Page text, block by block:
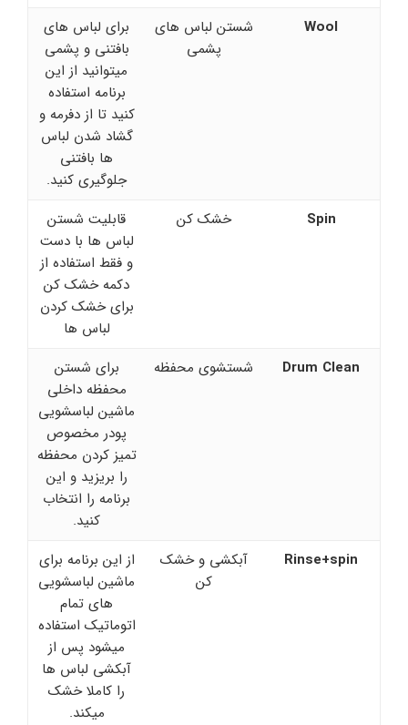
Wool
شستن لباس های
پشمی
برای لباس های
بافتنی و پشمی
میتوانید از این
برنامه استفاده
کنید تا از دفرمه و
گشاد شدن لباس
ها بافتنی
جلوگیری کنید.
Spin
خشک کن
قابلیت شستن
لباس ها با دست
و فقط استفاده از
دکمه خشک کن
برای خشک کردن
لباس ها
Drum Clean
شستشوی محفظه
برای شستن
محفظه داخلی
ماشین لباسشویی
پودر مخصوص
تمیز کردن محفظه
را بریزید و این
برنامه را انتخاب
کنید.
Rinse+spin
آبکشی و خشک
کن
از این برنامه برای
ماشین لباسشویی
های تمام
اتوماتیک استفاده
میشود پس از
آبکشی لباس ها
را کاملا خشک
میکند.